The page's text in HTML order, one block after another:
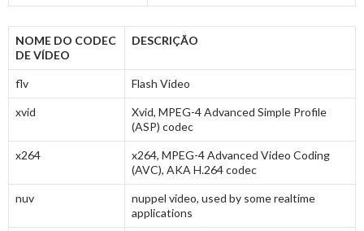
NOME DO CODEC
DE VÍDEO
DESCRIÇÃO
flv Flash Video
xvid
Xvid, MPEG-4 Advanced Simple Profile
(ASP) codec
x264
x264, MPEG-4 Advanced Video Coding
(AVC), AKA H.264 codec
nuv
nuppel video, used by some realtime
applications